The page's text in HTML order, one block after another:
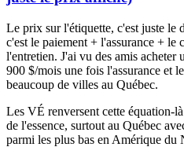
Le prix sur l'étiquette, c'est juste le
c'est le paiement + l'assurance + le
l'entretien. J'ai vu des amis acheter
900 $/mois une fois l'assurance et
beaucoup de villes au Québec.
Les VÉ renversent cette équation-
de l'essence, surtout au Québec
parmi les plus bas en Amérique